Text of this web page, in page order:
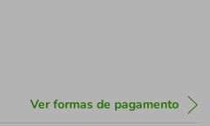
Ver formas de pagamento